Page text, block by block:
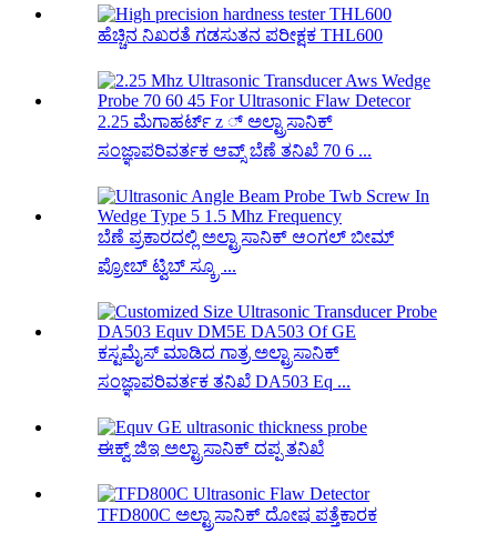
ಹೆಚ್ಚಿನ ನಿಖರತೆ ಗಡಸುತನ ಪರೀಕ್ಷಕ THL600
2.25 ಮೆಗಾಹರ್ಟ್ z ್ ಅಲ್ಟ್ರಾಸಾನಿಕ್
ಸಂಜ್ಞಾಪರಿವರ್ತಕ ಆವ್ಸ್ ಬೆಣೆ ತನಿಖೆ 70 6 ...
ಬೆಣೆ ಪ್ರಕಾರದಲ್ಲಿ ಅಲ್ಟ್ರಾಸಾನಿಕ್ ಆಂಗಲ್ ಬೀಮ್
ಪ್ರೋಬ್ ಟ್ವಿಬ್ ಸ್ಕ್ರೂ ...
ಕಸ್ಟಮೈಸ್ ಮಾಡಿದ ಗಾತ್ರ ಅಲ್ಟ್ರಾಸಾನಿಕ್
ಸಂಜ್ಞಾಪರಿವರ್ತಕ ತನಿಖೆ DA503 Eq ...
ಈಕ್ವ್ ಜಿಇ ಅಲ್ಟ್ರಾಸಾನಿಕ್ ದಪ್ಪ ತನಿಖೆ
TFD800C ಅಲ್ಟ್ರಾಸಾನಿಕ್ ದೋಷ ಪತ್ತೆಕಾರಕ